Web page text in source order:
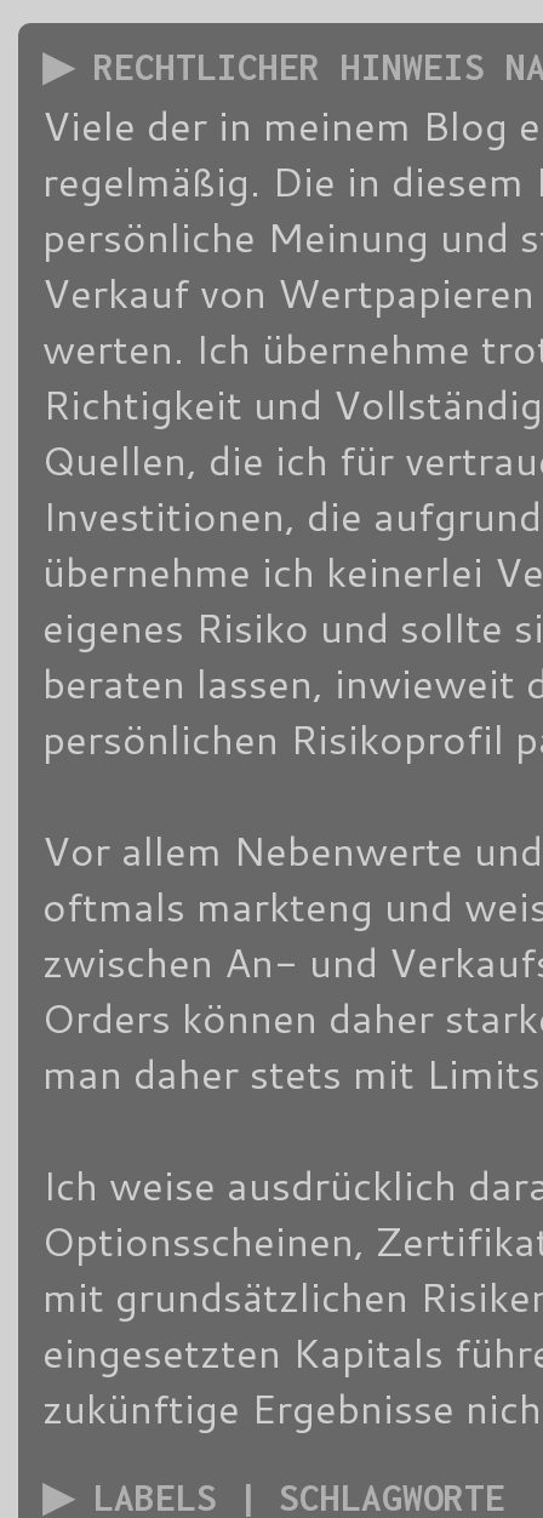
▶ RECHTLICHER HINWEIS
Viele der in meinem Blog
regelmäßig. Die in
persönliche Meinung und
Verkauf von
werten. Ich übernehme
Richtigkeit und
Quellen, die ich für
Investitionen, die
übernehme ich keinerlei
eigenes Risiko und sollte
beraten lassen, inwieweit
persönlichen Risikoprofil
Vor allem Nebenwerte
oftmals markteng und
zwischen An- und
Orders können daher
man daher stets mit
Ich weise ausdrücklich
Optionsscheinen,
mit grundsätzlichen
eingesetzten Kapitals
zukünftige Ergebnisse
▶ LABELS | SCHLAGWORTE